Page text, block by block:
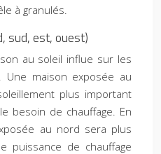
à granulés.
sud, est, ouest)
au soleil influe sur les
Une maison exposée au
plus important
besoin de chauffage. En
au nord sera plus
puissance de chauffage